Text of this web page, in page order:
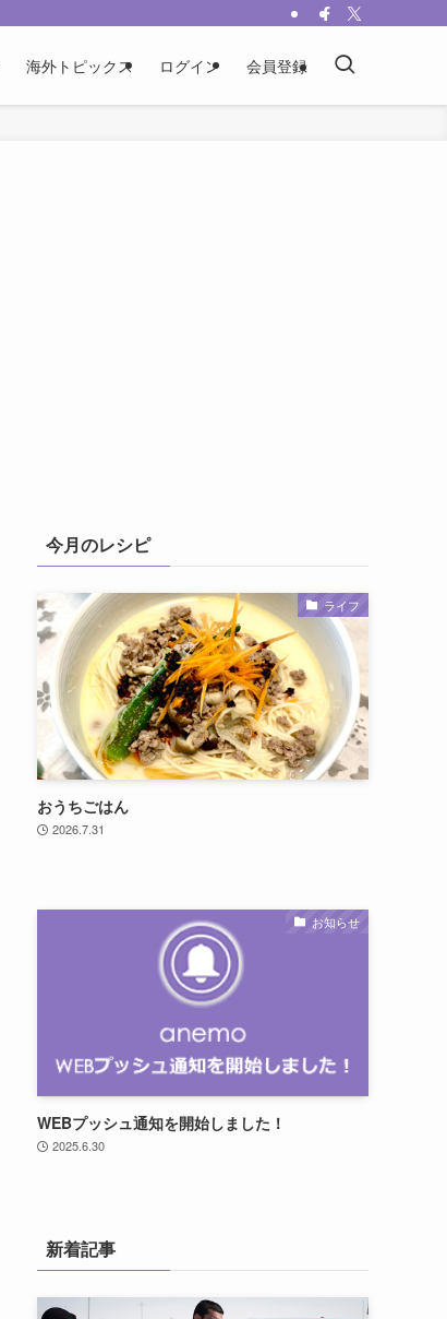
海外トピックス ログイン 会員登録
今月のレシピ
ライフ
おうちごはん
2026.7.31
お知らせ
WEBプッシュ通知を開始しました！
2025.6.30
新着記事